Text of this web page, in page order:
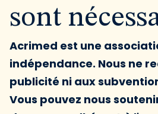
sont
Acrimed est une
indépendance. Nous ne
publicité ni aux
Vous pouvez nous